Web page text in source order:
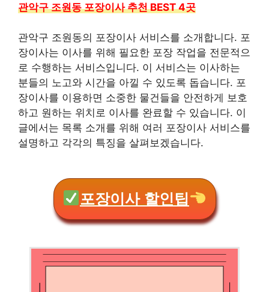
관악구 조원동 포장이사 추천 BEST 4곳
관악구 조원동의 포장이사 서비스를 소개합니다. 포
장이사는 이사를 위해 필요한 포장 작업을 전문적으
로 수행하는 서비스입니다. 이 서비스는 이사하는
분들의 노고와 시간을 아낄 수 있도록 돕습니다. 포
장이사를 이용하면 소중한 물건들을 안전하게 보호
하고 원하는 위치로 이사를 완료할 수 있습니다. 이
글에서는 목록 소개를 위해 여러 포장이사 서비스를
설명하고 각각의 특징을 살펴보겠습니다.
포장이사 할인팁